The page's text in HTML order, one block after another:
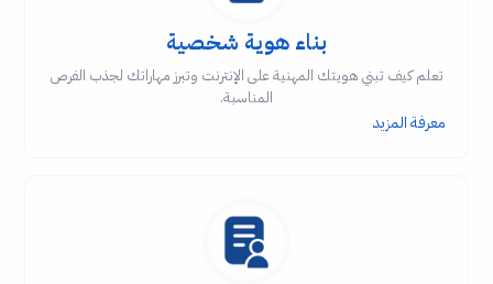
بناء هوية شخصية
تعلم كيف تبني هويتك المهنية على الإنترنت وتبرز مهاراتك لجذب الفرص
المناسبة.
معرفة المزيد